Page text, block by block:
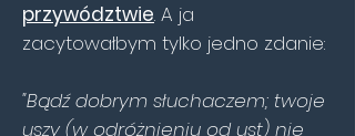
przywództwie. A ja
zacytowałbym tylko jedno zdanie:
"Bądź dobrym słuchaczem; twoje
uszy (w odróżnieniu od ust) nie